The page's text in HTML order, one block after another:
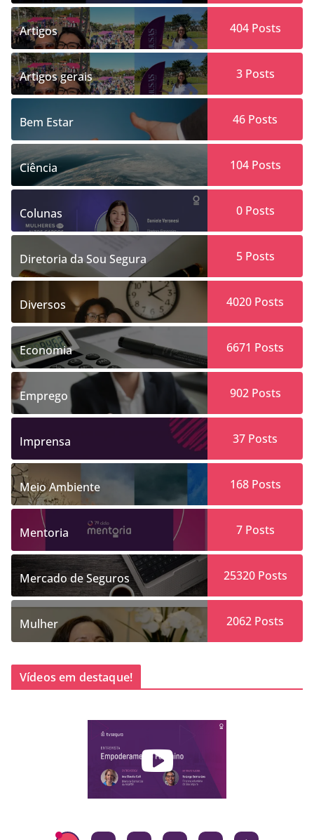
Artigos 404Posts
Artigos gerais 3Posts
Bem Estar 46 Posts
Ciência 104Posts
Colunas 0Posts
Diretoria da Sou Segura 5Posts
Diversos 4020 Posts
Economia 6671 Posts
Emprego 902Posts
Imprensa 37 Posts
Meio Ambiente 168Posts
Mentoria 7Posts
Mercado de Seguros 25320Posts
Mulher 2062 Posts
Vídeos em destaque!